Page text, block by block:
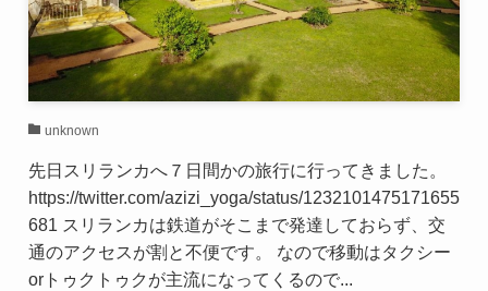
unknown
先日スリランカへ７日間かの旅行に行ってきました。
https://twitter.com/azizi_yoga/status/1232101475171655
681 スリランカは鉄道がそこまで発達しておらず、交
通のアクセスが割と不便です。 なので移動はタクシー
orトゥクトゥクが主流になってくるので...